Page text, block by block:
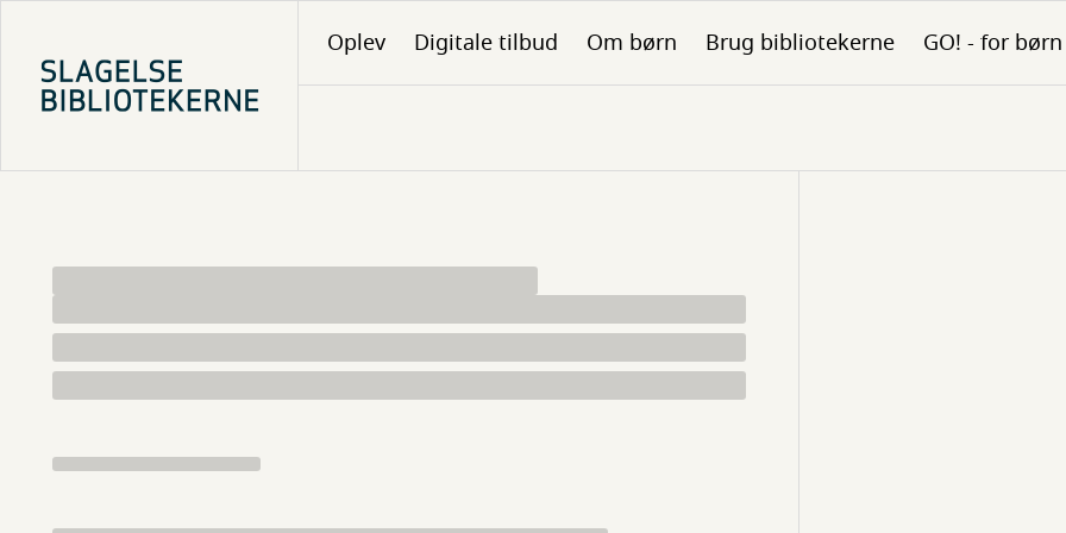
hovedindhold
Oplev Digitale tilbud Om børn Brug bibliotekerne GO! - for børn